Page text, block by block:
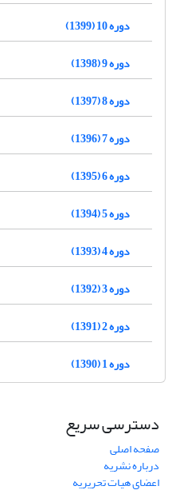
دوره 10 (1399)
دوره 9 (1398)
دوره 8 (1397)
دوره 7 (1396)
دوره 6 (1395)
دوره 5 (1394)
دوره 4 (1393)
دوره 3 (1392)
دوره 2 (1391)
دوره 1 (1390)
دسترسی سریع
صفحه اصلی
درباره نشریه
اعضای هیات تحریریه